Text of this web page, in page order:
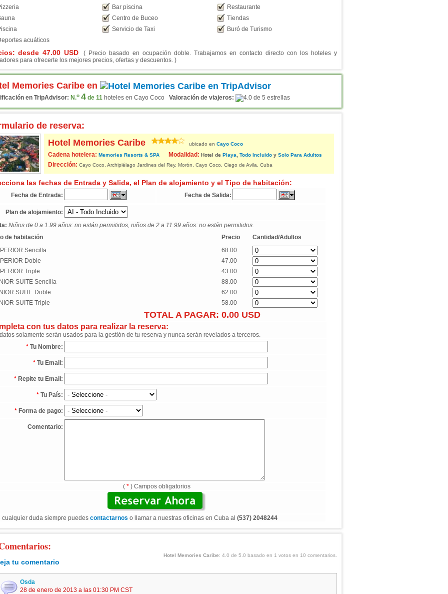
Bar piscina
Restaurante
Centro de Buceo
Tiendas
Servicio de Taxi
Buró de Turismo
acuáticos
desde47.00 USD
( Precio basado en ocupación doble. Trabajamos en contacto directo con los hoteles y
para ofrecerte los mejores precios, ofertas y descuentos. )
Memories Caribe en
en TripAdvisor: N.o 4de 11 hoteles en Cayo Coco Valoración de viajeros:
de reserva:
Hotel Memories Caribe
ubicado en Cayo Coco
Cadena hotelera: Memories Resorts & SPA Modalidad: Hotel de Playa Todo Incluidoy Solo Para Adultos
Dirección: Cayo Coco, Archipiélago Jardines del Rey, Morón, Cayo Coco, Ciego de Avila, Cuba
las fechas de Entrada y Salida, el Plan de alojamiento y el Tipo de habitación:
Fecha de Entrada: Fecha de Salida:
Plan de alojamiento:
Niños de 0 a 1.99 años: no están permitidos, niños de 2 a 11.99 años: no están permitidos.
de habitación
Precio
Cantidad/Adultos
Sencilla
68.00
Doble
47.00
Triple
43.00
SUITE Sencilla
88.00
SUITE Doble
62.00
SUITE Triple
58.00
TOTAL A PAGAR: 0.00USD
con tus datos para realizar la reserva:
solamente serán usados para la gestión de tu reserva y nunca serán revelados a terceros.
* Tu Nombre:
* Tu Email:
* Repite tu Email:
* Tu País:
* Forma de pago:
Comentario:
( * ) Campos obligatorios
cualquier duda siempre puedes contactarnos o llamar a nuestras oficinas en Cuba al (537) 2048244
Hotel Memories Caribe: 4.0 de 5.0 basado en 1 votos en 10 comentarios.
tu comentario
Osda
28 de enero de 2013 a las 01:30 PM CST